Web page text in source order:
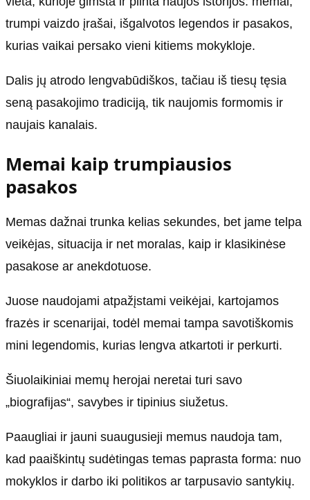
trumpi vaizdo įrašai, išgalvotos legendos ir pasakos,
kurias vaikai persako vieni kitiems mokykloje.
Dalis jų atrodo lengvabūdiškos, tačiau iš tiesų tęsia
seną pasakojimo tradiciją, tik naujomis formomis ir
naujais kanalais.
Memai kaip trumpiausios
pasakos
Memas dažnai trunka kelias sekundes, bet jame telpa
veikėjas, situacija ir net moralas, kaip ir klasikinėse
pasakose ar anekdotuose.
Juose naudojami atpažįstami veikėjai, kartojamos
frazės ir scenarijai, todėl memai tampa savotiškomis
mini legendomis, kurias lengva atkartoti ir perkurti.
Šiuolaikiniai memų herojai neretai turi savo
„biografijas“, savybes ir tipinius siužetus.
Paaugliai ir jauni suaugusieji memus naudoja tam,
kad paaiškintų sudėtingas temas paprasta forma: nuo
mokyklos ir darbo iki politikos ar tarpusavio santykių.